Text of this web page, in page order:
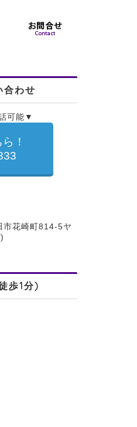
合わせ
可能▼
！
市花崎町814-5ヤ
)
歩1分)